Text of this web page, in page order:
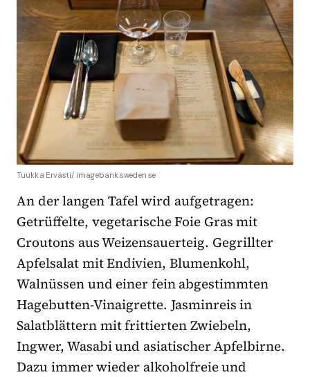
Tuukka Ervasti/ imagebank.sweden.se
An der langen Tafel wird aufgetragen:
Getrüffelte, vegetarische Foie Gras mit
Croutons aus Weizensauerteig. Gegrillter
Apfelsalat mit Endivien, Blumenkohl,
Walnüssen und einer fein abgestimmten
Hagebutten-Vinaigrette. Jasminreis in
Salatblättern mit frittierten Zwiebeln,
Ingwer, Wasabi und asiatischer Apfelbirne.
Dazu immer wieder alkoholfreie und